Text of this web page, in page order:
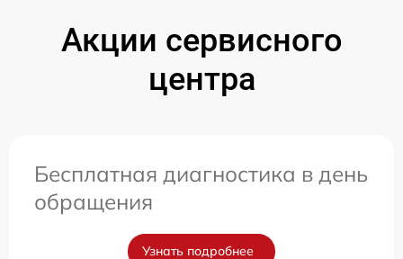
Акции сервисного
центра
Бесплатная диагностика в день
обращения
Узнать подробнее